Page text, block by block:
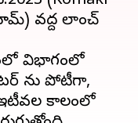
వద్ద లాంచ్
విభాగంలో
ను పోటీగా,
కాలంలో